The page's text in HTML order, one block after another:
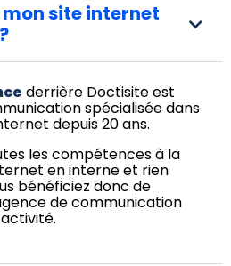
site internet
derrière Doctisite est
spécialisée dans
depuis 20 ans.
les compétences à la
en interne et rien
bénéficiez donc de
de communication